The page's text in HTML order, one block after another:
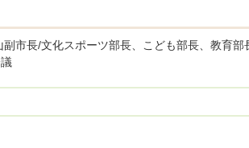
市長/文化スポーツ部長、こども部長、教育部